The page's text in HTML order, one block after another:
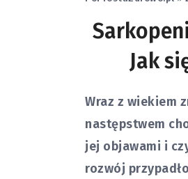
Jak
Wraz z wiekiem
następstwem
jej objawami i
rozwój